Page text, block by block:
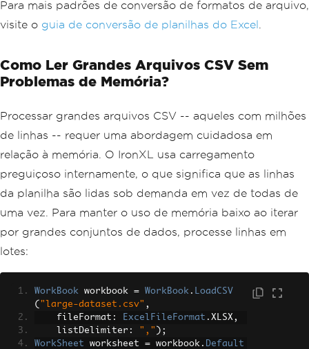
Para mais padrões de conversão de formatos de arquivo,
visite o guia de conversão de planilhas do Excel
Como Ler Grandes Arquivos CSV Sem
Problemas de Memória?
Processar grandes arquivos CSV -- aqueles com milhões
de linhas -- requer uma abordagem cuidadosa em
relação à memória. O IronXL usa carregamento
preguiçoso internamente, o que significa que as linhas
da planilha são lidas sob demanda em vez de todas de
uma vez. Para manter o uso de memória baixo ao iterar
por grandes conjuntos de dados, processe linhas em
lotes:
WorkBook workbook = WorkBook . LoadCSV
( "large-dataset.csv" ,
    fileFormat
: ExcelFileFormat . XLSX,
    listDelimiter
: "," );
WorkSheet worksheet = workbook . Default